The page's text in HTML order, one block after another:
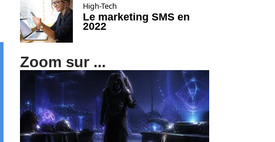
High-Tech
Le marketing SMS en
2022
Zoom sur ...